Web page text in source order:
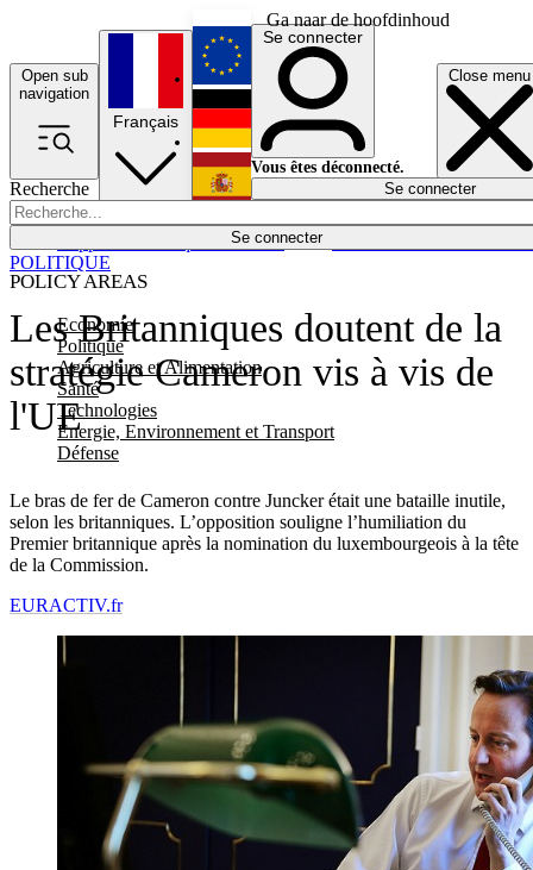
Ga naar de hoofdinhoud
Open sub
navigation
Close menu
Recherche
Se connecter
POLICY AREAS
Economie
Politique
Agriculture et Alimentation
Santé
Technologies
Energie, Environnement et Transport
Défense
Économie
Français
English
Deutsch
Español
Se connecter
Vous êtes déconnecté.
Se connecter
Les Britanniques doutent de la
stratégie Cameron vis à vis de
l'UE
Le bras de fer de Cameron contre Juncker était une bataille inutile,
selon les britanniques. L’opposition souligne l’humiliation du
Premier britannique après la nomination du luxembourgeois à la tête
de la Commission.
POLITIQUE
EURACTIV.fr